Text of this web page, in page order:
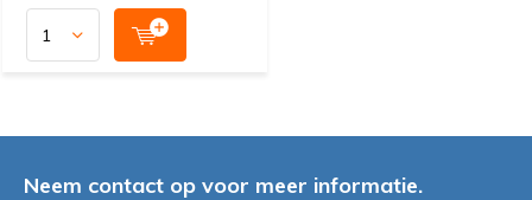
Neem contact op voor meer informatie.